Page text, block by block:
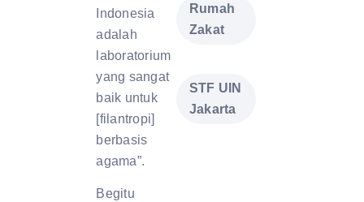
Indonesia
adalah
laboratorium
yang sangat
baik untuk
[filantropi]
berbasis
agama”.
Begitu
Rumah
Zakat
STF UIN
Jakarta